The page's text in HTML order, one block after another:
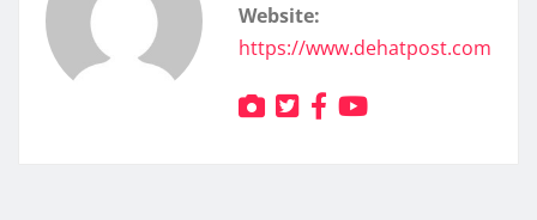
Website:
https://www.dehatpost.com